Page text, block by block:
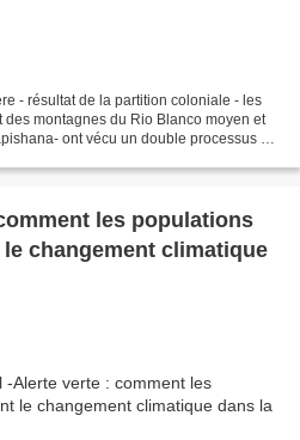
- résultat de la partition coloniale - les
montagnes du Rio Blanco moyen et
ont vécu un double processus de
les populations
changement climatique